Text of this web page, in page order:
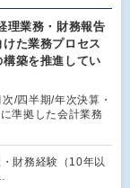
理業務・財務報告
た業務プロセス
築を推進してい
/四半期/年次決算・
準拠した会計業務
財務経験（10年以